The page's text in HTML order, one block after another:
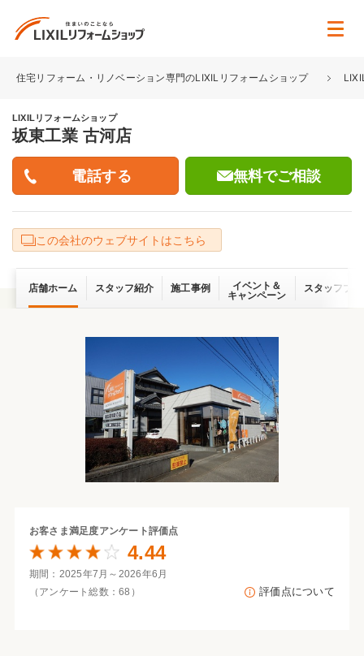
住宅リフォーム・リノベーション専門のLIXILリフォームショップ
LIXILリフォームショップ
坂東工業 古河店
無料でご相談
この会社のウェブサイトはこちら
店舗ホーム スタッフ紹介 施工事例
イベント＆
キャンペーン
スタッフブ
お客さま満足度アンケート評価点
4.44
期間：2025年7月～2026年6月
（アンケート総数：68）
評価点について